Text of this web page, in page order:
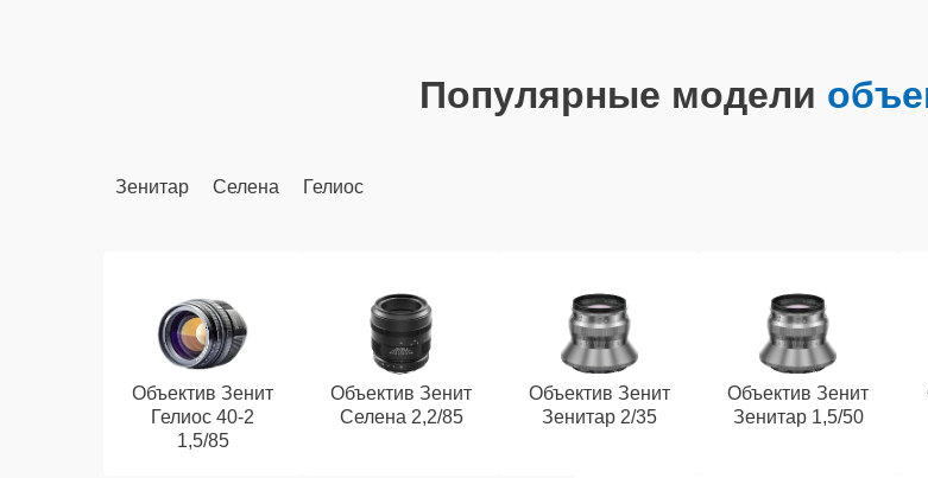
Популярные модели
Зенитар Селена Гелиос
Объектив Зенит
Гелиос 40-2
1,5/85
Объектив Зенит
Селена 2,2/85
Объектив Зенит
Зенитар 2/35
Объектив Зенит
Зенитар 1,5/50